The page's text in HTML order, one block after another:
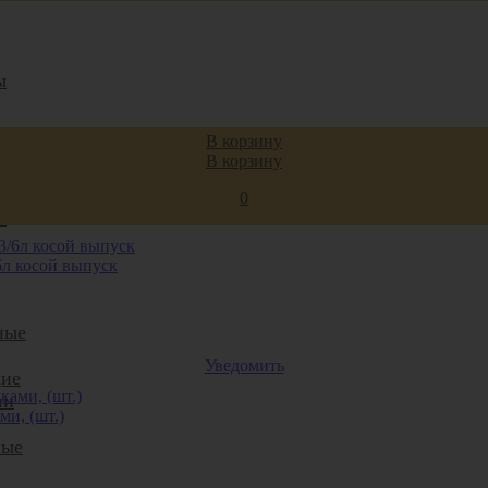
В корзину
В корзину
0
косой выпуск
Уведомить
(шт.)